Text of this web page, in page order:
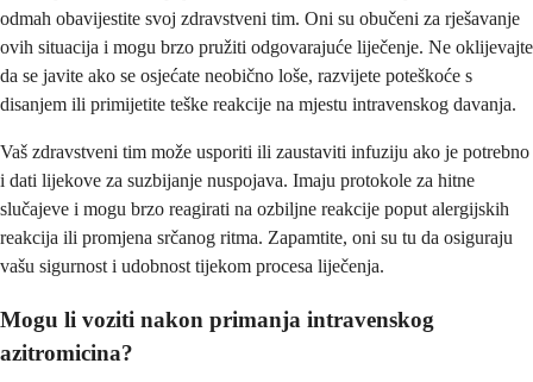
odmah obavijestite svoj zdravstveni tim. Oni su obučeni za rješavanje
ovih situacija i mogu brzo pružiti odgovarajuće liječenje. Ne oklijevajte
da se javite ako se osjećate neobično loše, razvijete poteškoće s
disanjem ili primijetite teške reakcije na mjestu intravenskog davanja.
Vaš zdravstveni tim može usporiti ili zaustaviti infuziju ako je potrebno
i dati lijekove za suzbijanje nuspojava. Imaju protokole za hitne
slučajeve i mogu brzo reagirati na ozbiljne reakcije poput alergijskih
reakcija ili promjena srčanog ritma. Zapamtite, oni su tu da osiguraju
vašu sigurnost i udobnost tijekom procesa liječenja.
Mogu li voziti nakon primanja intravenskog
azitromicina?